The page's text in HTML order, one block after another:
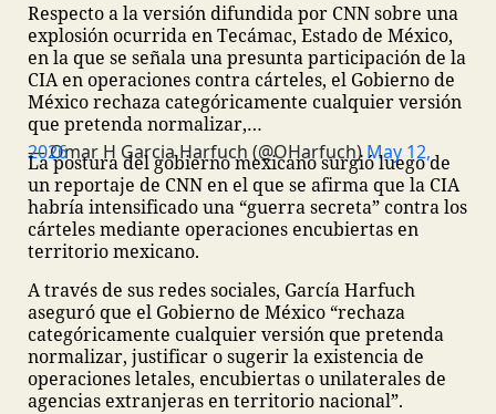
Respecto a la versión difundida por CNN sobre una
explosión ocurrida en Tecámac, Estado de México,
en la que se señala una presunta participación de la
CIA en operaciones contra cárteles, el Gobierno de
México rechaza categóricamente cualquier versión
que pretenda normalizar,…
— Omar H Garcia Harfuch (@OHarfuch)
May 12, 2026
La postura del gobierno mexicano surgió luego de
un reportaje de CNN en el que se afirma que la CIA
habría intensificado una “guerra secreta” contra los
cárteles mediante operaciones encubiertas en
territorio mexicano.
A través de sus redes sociales, García Harfuch
aseguró que el Gobierno de México “rechaza
categóricamente cualquier versión que pretenda
normalizar, justificar o sugerir la existencia de
operaciones letales, encubiertas o unilaterales de
agencias extranjeras en territorio nacional”.